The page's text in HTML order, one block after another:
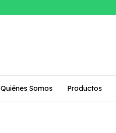
Quiénes Somos Productos